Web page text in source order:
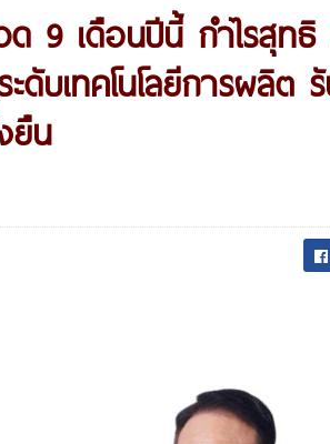
ด 9 เดือนปีนี้ กำไรสุทธิ
ดับเทคโนโลยีการผลิ
ยืน